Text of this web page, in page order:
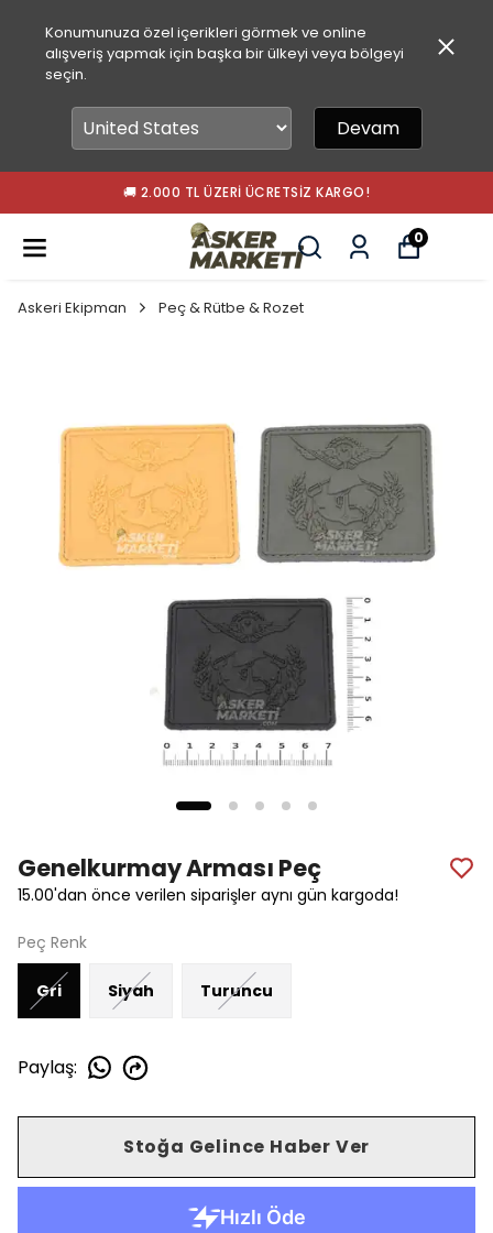
Konumunuza özel içerikleri görmek ve online
alışveriş yapmak için başka bir ülkeyi veya bölgeyi
seçin.
Devam
🚚 2.000 TL ÜZERI ÜCRETSIZ KARGO!
0
Askeri Ekipman Peç & Rütbe & Rozet
Genelkurmay Arması Peç
15.00'dan önce verilen siparişler aynı gün kargoda!
Peç Renk
Gri Siyah Turuncu
Paylaş:
Stoğa Gelince Haber Ver